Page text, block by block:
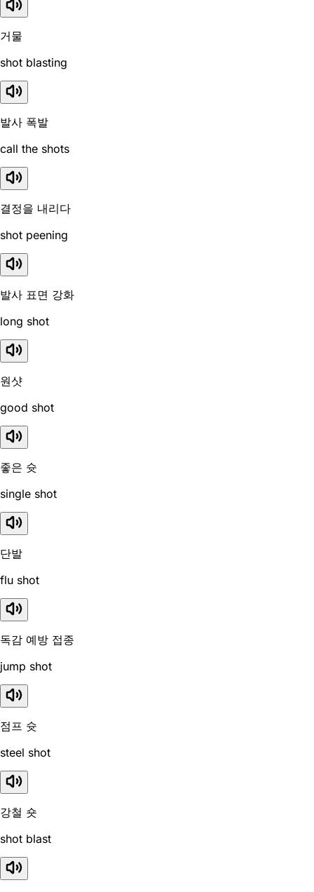
거물
shot blasting
발사 폭발
call the shots
결정을 내리다
shot peening
발사 표면 강화
long shot
원샷
good shot
좋은 슛
single shot
단발
flu shot
독감 예방 접종
jump shot
점프 슛
steel shot
강철 숏
shot blast